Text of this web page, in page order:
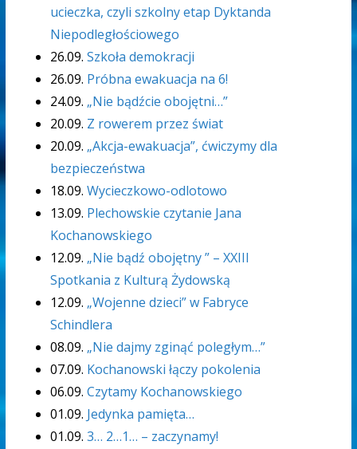
ucieczka, czyli szkolny etap Dyktanda
Niepodległościowego
26.09. Szkoła demokracji
26.09. Próbna ewakuacja na 6!
24.09. „Nie bądźcie obojętni…”
20.09. Z rowerem przez świat
20.09. „Akcja-ewakuacja”, ćwiczymy dla
bezpieczeństwa
18.09. Wycieczkowo-odlotowo
13.09. Plechowskie czytanie Jana
Kochanowskiego
12.09. „Nie bądź obojętny ” – XXIII
Spotkania z Kulturą Żydowską
12.09. „Wojenne dzieci” w Fabryce
Schindlera
08.09. „Nie dajmy zginąć poległym…”
07.09. Kochanowski łączy pokolenia
06.09. Czytamy Kochanowskiego
01.09. Jedynka pamięta…
01.09. 3… 2…1… – zaczynamy!